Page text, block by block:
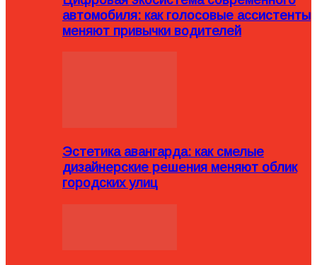
автомобиля: как голосовые ассистенты
меняют привычки водителей
Эстетика авангарда: как смелые
дизайнерские решения меняют облик
городских улиц